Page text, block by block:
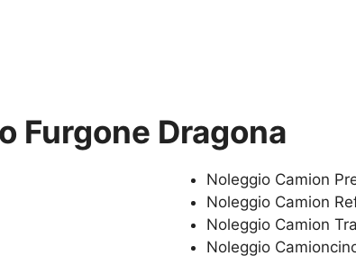
Furgone Dragona
Noleggio Camion
Noleggio Camion
Noleggio Camion
Noleggio